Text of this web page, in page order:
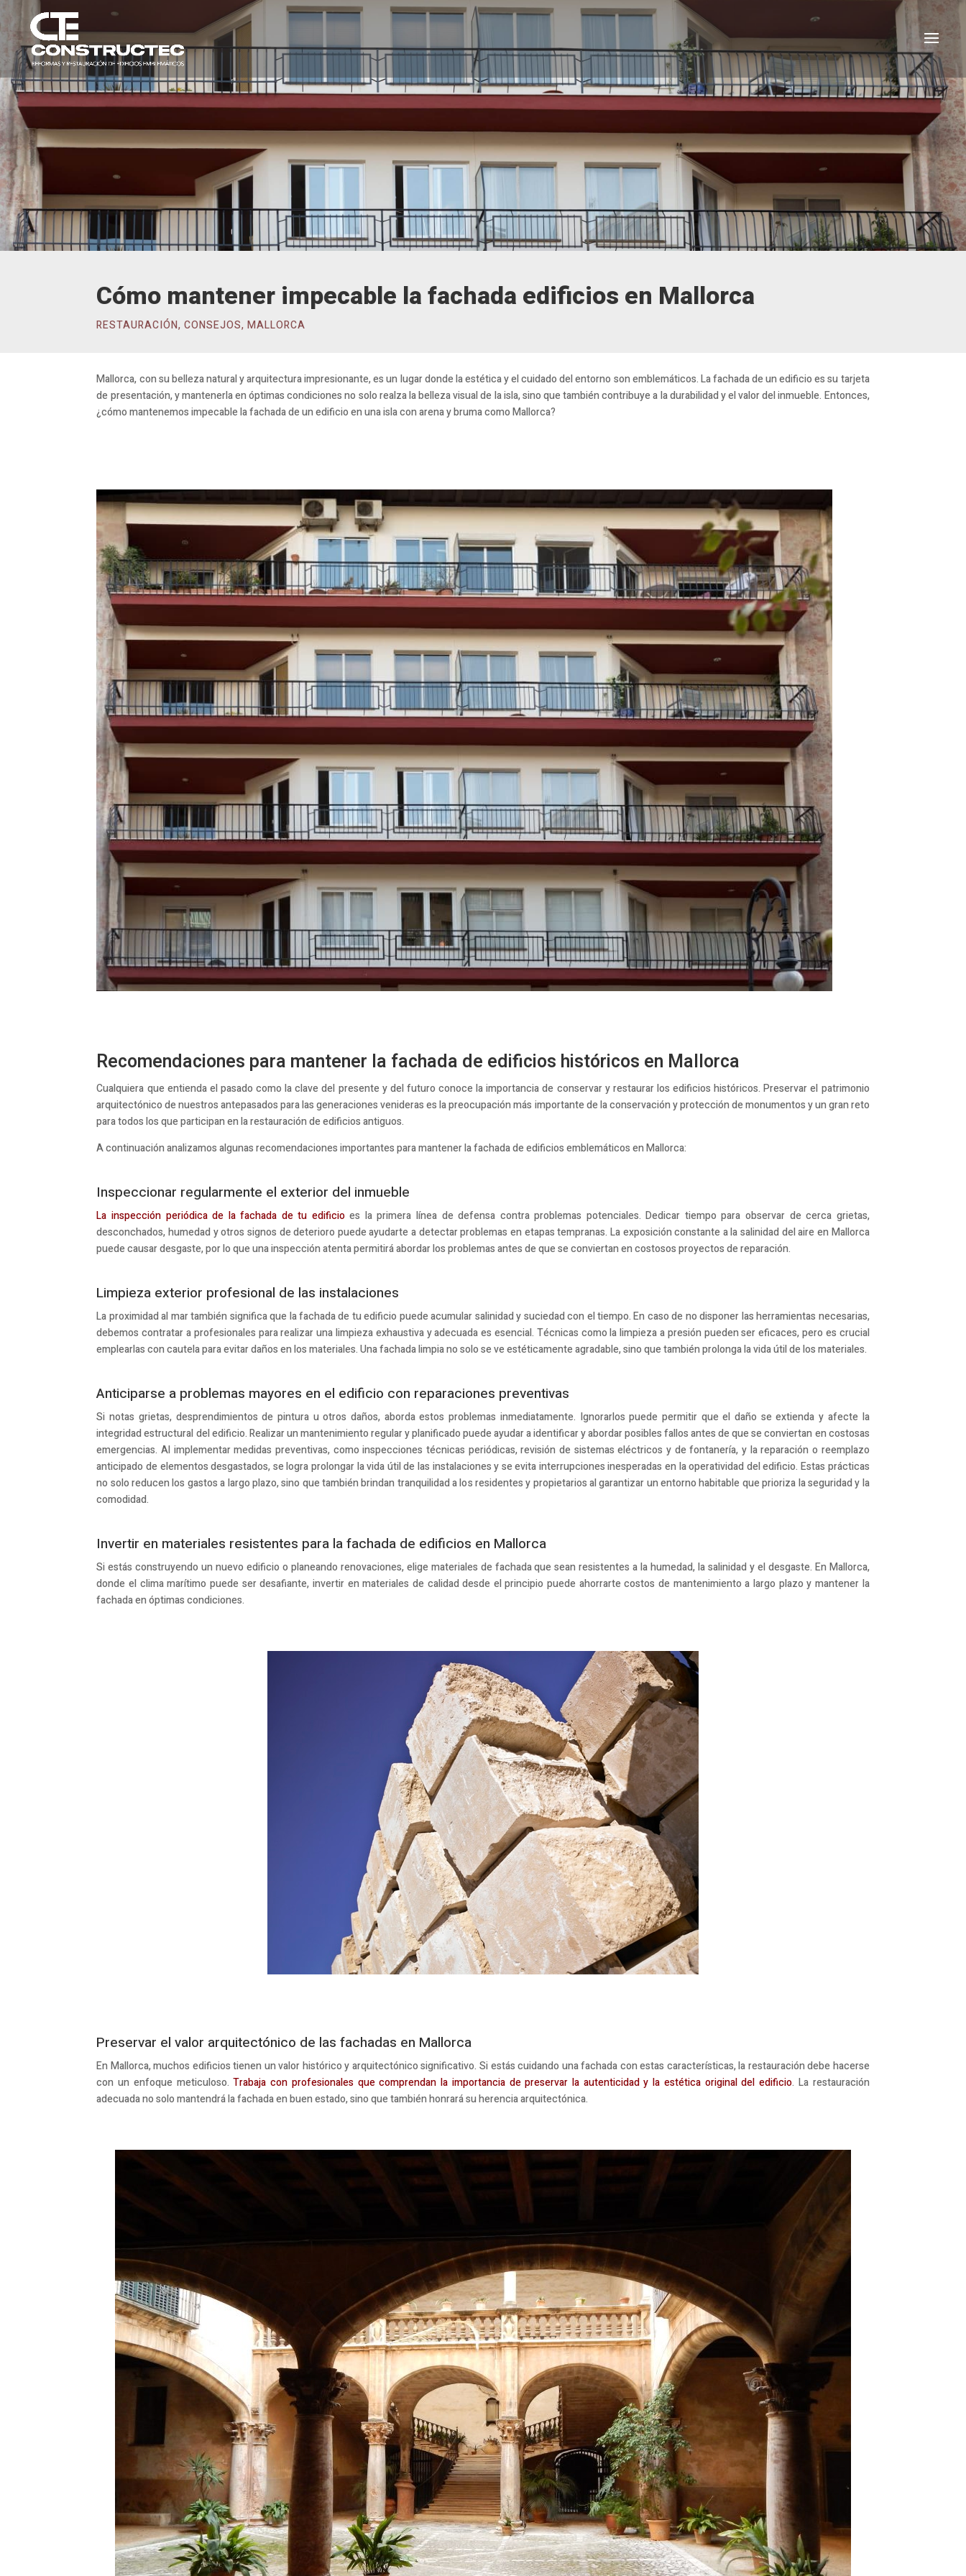
Cómo mantener impecable la fachada edificios en Mallorca
RESTAURACIÓN,CONSEJOS,MALLORCA
Mallorca, con su belleza natural y arquitectura impresionante, es un lugar donde la estética y el cuidado del entorno son emblemáticos. La fachada de un edificio es su tarjeta
de presentación, y mantenerla en óptimas condiciones no solo realza la belleza visual de la isla, sino que también contribuye a la durabilidad y el valor del inmueble. Entonces,
¿cómo mantenemos impecable la fachada de un edificio en una isla con arena y bruma como Mallorca?
Recomendaciones para mantener la fachada de edificios históricos en Mallorca
Cualquiera que entienda el pasado como la clave del presente y del futuro conoce la importancia de conservar y restaurar los edificios históricos. Preservar el patrimonio
arquitectónico de nuestros antepasados para las generaciones venideras es la preocupación más importante de la conservación y protección de monumentos y un gran reto
para todos los que participan en la restauración de edificios antiguos.
A continuación analizamos algunas recomendaciones importantes para mantener la fachada de edificios emblemáticos en Mallorca:
Inspeccionar regularmente el exterior del inmueble
La inspección periódica de la fachada de tu edificioes la primera línea de defensa contra problemas potenciales. Dedicar tiempo para observar de cerca grietas,
desconchados, humedad y otros signos de deterioro puede ayudarte a detectar problemas en etapas tempranas. La exposición constante a la salinidad del aire en Mallorca
puede causar desgaste, por lo que una inspección atenta permitirá abordar los problemas antes de que se conviertan en costosos proyectos de reparación.
Limpieza exterior profesional de las instalaciones
La proximidad al mar también significa que la fachada de tu edificio puede acumular salinidad y suciedad con el tiempo. En caso de no disponer las herramientas necesarias,
debemos contratar a profesionales para realizar una limpieza exhaustiva y adecuada es esencial. Técnicas como la limpieza a presión pueden ser eficaces, pero es crucial
emplearlas con cautela para evitar daños en los materiales. Una fachada limpia no solo se ve estéticamente agradable, sino que también prolonga la vida útil de los materiales.
Anticiparse a problemas mayores en el edificio con reparaciones preventivas
Si notas grietas, desprendimientos de pintura u otros daños, aborda estos problemas inmediatamente. Ignorarlos puede permitir que el daño se extienda y afecte la
integridad estructural del edificio. Realizar un mantenimiento regular y planificado puede ayudar a identificar y abordar posibles fallos antes de que se conviertan en costosas
emergencias. Al implementar medidas preventivas, como inspecciones técnicas periódicas, revisión de sistemas eléctricos y de fontanería, y la reparación o reemplazo
anticipado de elementos desgastados, se logra prolongar la vida útil de las instalaciones y se evita interrupciones inesperadas en la operatividad del edificio. Estas prácticas
no solo reducen los gastos a largo plazo, sino que también brindan tranquilidad a los residentes y propietarios al garantizar un entorno habitable que prioriza la seguridad y la
comodidad.
Invertir en materiales resistentes para la fachada de edificios en Mallorca
Si estás construyendo un nuevo edificio o planeando renovaciones, elige materiales de fachada que sean resistentes a la humedad, la salinidad y el desgaste. En Mallorca,
donde el clima marítimo puede ser desafiante, invertir en materiales de calidad desde el principio puede ahorrarte costos de mantenimiento a largo plazo y mantener la
fachada en óptimas condiciones.
Preservar el valor arquitectónico de las fachadas en Mallorca
En Mallorca, muchos edificios tienen un valor histórico y arquitectónico significativo. Si estás cuidando una fachada con estas características, la restauración debe hacerse
con un enfoque meticuloso.Trabaja con profesionales que comprendan la importancia de preservar la autenticidad y la estética original del edificio. La restauración
adecuada no solo mantendrá la fachada en buen estado, sino que también honrará su herencia arquitectónica.